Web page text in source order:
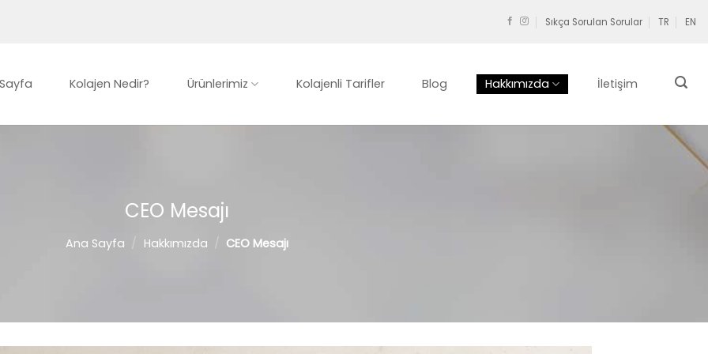
Sıkça Sorulan Sorular TR EN
Kolajen Nedir? Ürünlerimiz Kolajenli Tarifler Blog Hakkımızda İletişim
CEO Mesajı
Ana Sayfa / Hakkımızda / CEO Mesajı